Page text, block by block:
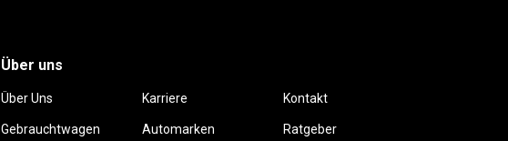
Über uns
Über Uns Karriere Kontakt
Gebrauchtwagen Automarken Ratgeber